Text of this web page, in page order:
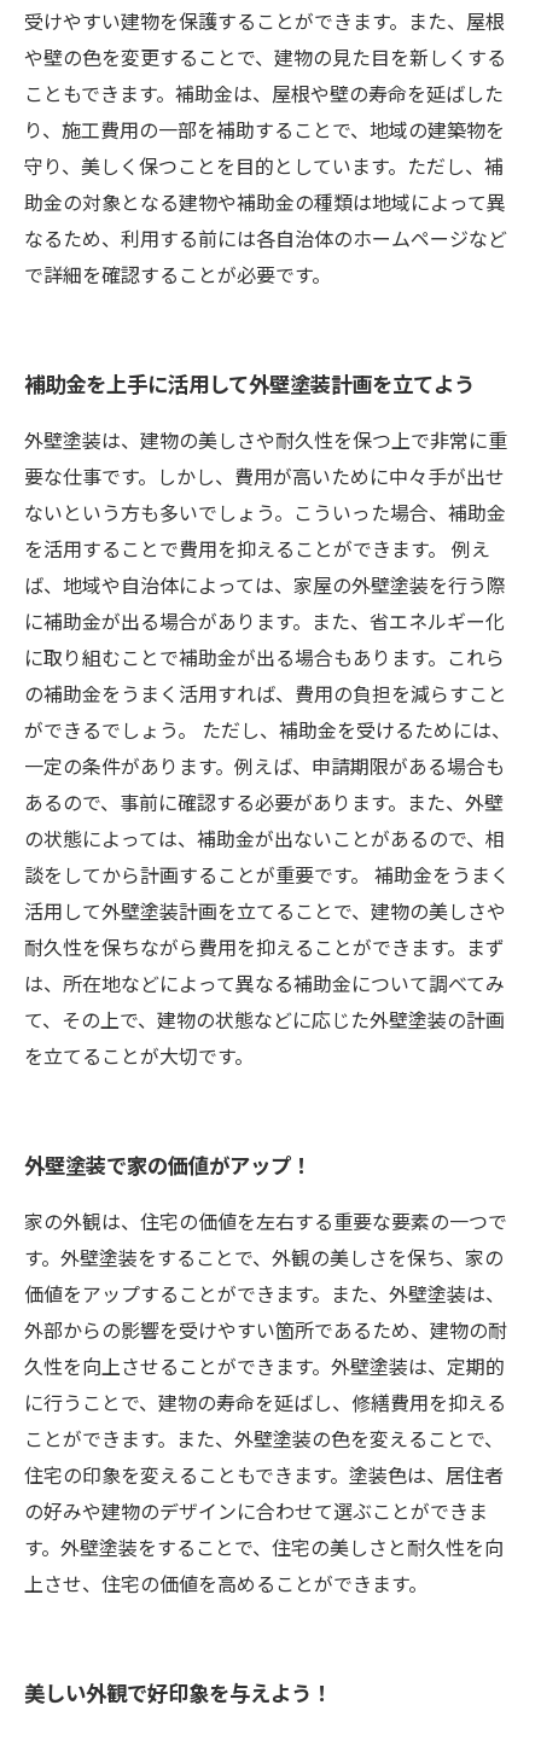
受けやすい建物を保護することができます。また、屋根
や壁の色を変更することで、建物の見た目を新しくする
こともできます。補助金は、屋根や壁の寿命を延ばした
り、施工費用の一部を補助することで、地域の建築物を
守り、美しく保つことを目的としています。ただし、補
助金の対象となる建物や補助金の種類は地域によって異
なるため、利用する前には各自治体のホームページなど
で詳細を確認することが必要です。
補助金を上手に活用して外壁塗装計画を立てよう
外壁塗装は、建物の美しさや耐久性を保つ上で非常に重
要な仕事です。しかし、費用が高いために中々手が出せ
ないという方も多いでしょう。こういった場合、補助金
を活用することで費用を抑えることができます。 例え
ば、地域や自治体によっては、家屋の外壁塗装を行う際
に補助金が出る場合があります。また、省エネルギー化
に取り組むことで補助金が出る場合もあります。これら
の補助金をうまく活用すれば、費用の負担を減らすこと
ができるでしょう。 ただし、補助金を受けるためには、
一定の条件があります。例えば、申請期限がある場合も
あるので、事前に確認する必要があります。また、外壁
の状態によっては、補助金が出ないことがあるので、相
談をしてから計画することが重要です。 補助金をうまく
活用して外壁塗装計画を立てることで、建物の美しさや
耐久性を保ちながら費用を抑えることができます。まず
は、所在地などによって異なる補助金について調べてみ
て、その上で、建物の状態などに応じた外壁塗装の計画
を立てることが大切です。
外壁塗装で家の価値がアップ！
家の外観は、住宅の価値を左右する重要な要素の一つで
す。外壁塗装をすることで、外観の美しさを保ち、家の
価値をアップすることができます。また、外壁塗装は、
外部からの影響を受けやすい箇所であるため、建物の耐
久性を向上させることができます。外壁塗装は、定期的
に行うことで、建物の寿命を延ばし、修繕費用を抑える
ことができます。また、外壁塗装の色を変えることで、
住宅の印象を変えることもできます。塗装色は、居住者
の好みや建物のデザインに合わせて選ぶことができま
す。外壁塗装をすることで、住宅の美しさと耐久性を向
上させ、住宅の価値を高めることができます。
美しい外観で好印象を与えよう！